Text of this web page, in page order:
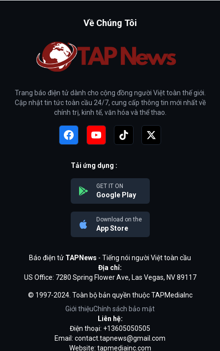
Về Chúng Tôi
Trang báo điện tử dành cho cộng đồng người Việt toàn thế giới.
Cập nhật tin tức toàn cầu 24/7, cung cấp thông tin mới nhất về
chính trị, kinh tế, văn hóa và thể thao.
Tải ứng dụng :
GET IT ON
Google Play
Download on the
App Store
Báo điện tử TAPNews - Tiếng nói người Việt toàn cầu
Địa chỉ:
US Office: 7280 Spring Flower Ave, Las Vegas, NV 89117
© 1997-2024. Toàn bộ bản quyền thuộc TAPMediaInc
Giới thiệuChính sách bảo mật
Liên hệ:
Điện thoại: +13605050505
Email: contact.tapnews@gmail.com
Website: tapmediainc.com